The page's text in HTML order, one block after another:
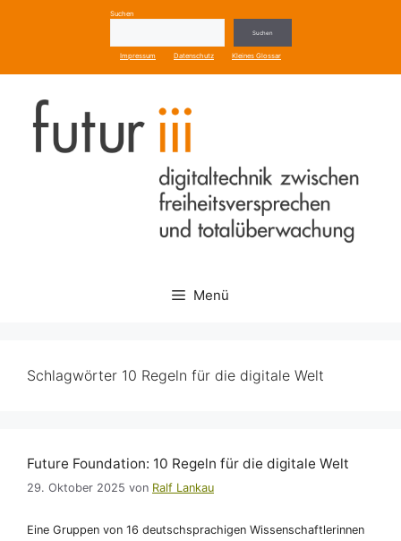
Suchen
Suchen
Impressum Datenschutz Kleines Glossar
Menü
Schlagwörter 10 Regeln für die digitale Welt
Future Foundation: 10 Regeln für die digitale Welt
29. Oktober 2025 von Ralf Lankau
Eine Gruppen von 16 deutschsprachigen Wissenschaftlerinnen